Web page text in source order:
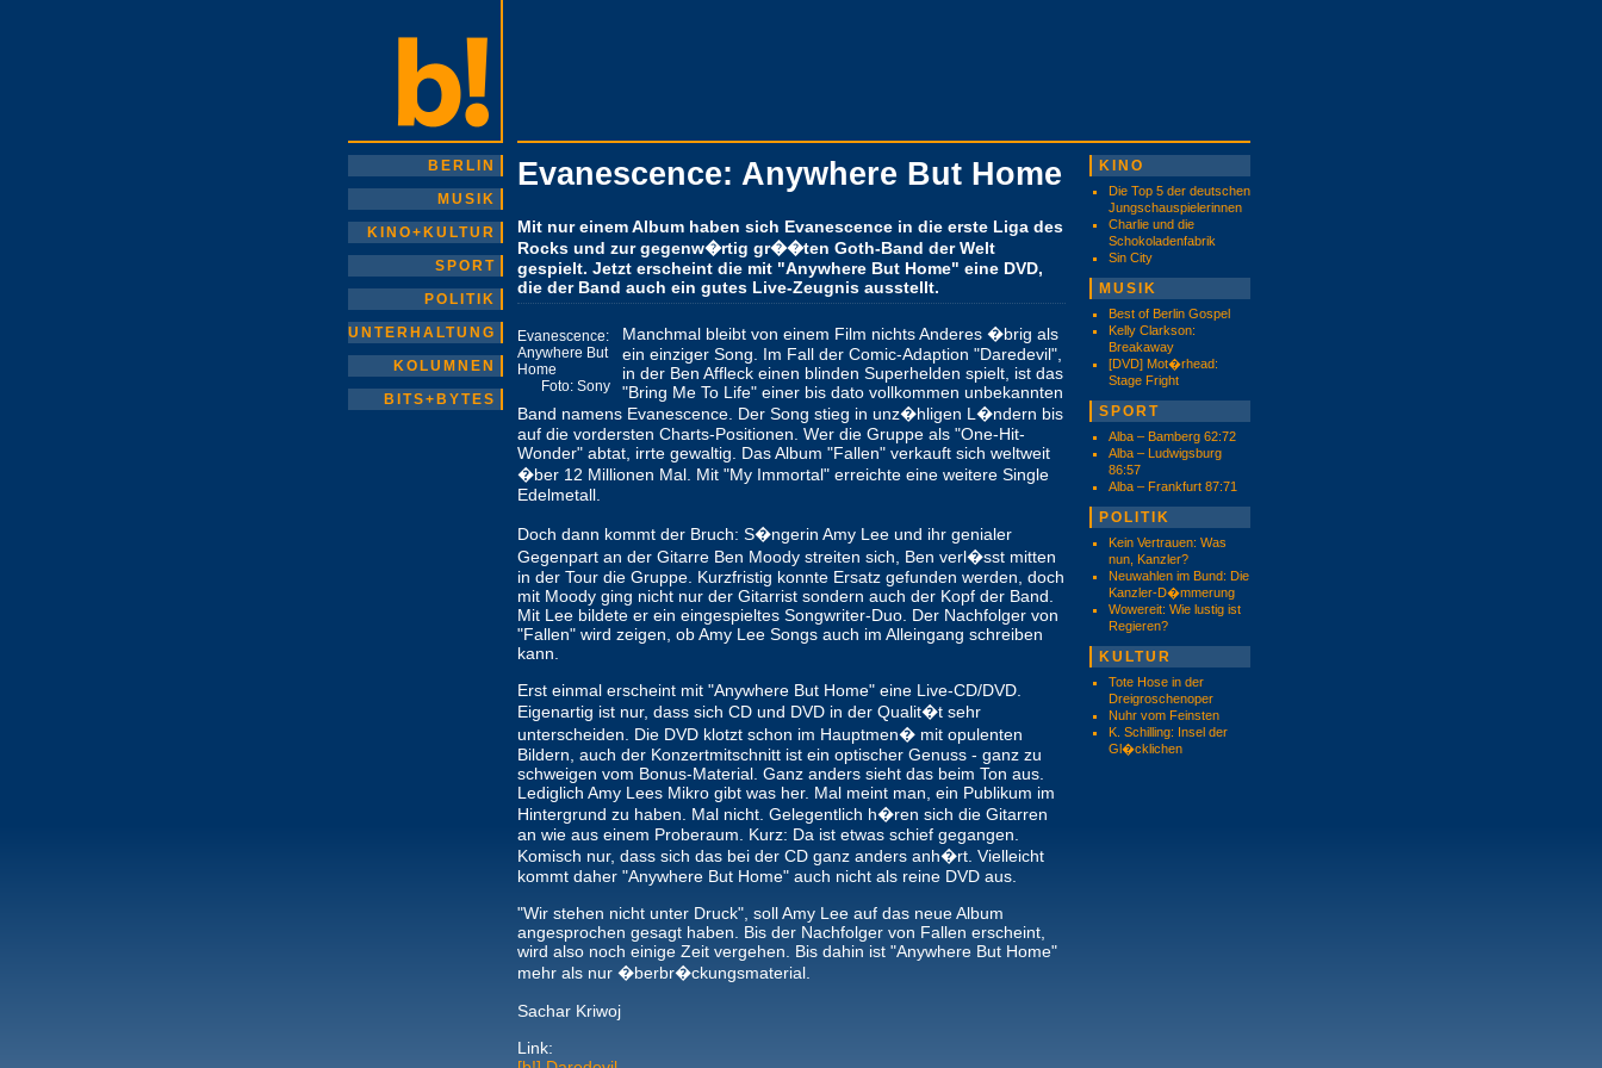
BERLIN
MUSIK
KINO+KULTUR
SPORT
POLITIK
UNTERHALTUNG
KOLUMNEN
BITS+BYTES
Evanescence: Anywhere But Home
Mit nur einem Album haben sich Evanescence in die erste Liga des
Rocks und zur gegenw�rtig gr��ten Goth-Band der Welt
gespielt. Jetzt erscheint die mit "Anywhere But Home" eine DVD,
die der Band auch ein gutes Live-Zeugnis ausstellt.
Evanescence:
Anywhere But
Home
Foto: Sony
Manchmal bleibt von einem Film nichts Anderes �brig als
ein einziger Song. Im Fall der Comic-Adaption "Daredevil",
in der Ben Affleck einen blinden Superhelden spielt, ist das
"Bring Me To Life" einer bis dato vollkommen unbekannten
Band namens Evanescence. Der Song stieg in unz�hligen L�ndern bis
auf die vordersten Charts-Positionen. Wer die Gruppe als "One-Hit-
Wonder" abtat, irrte gewaltig. Das Album "Fallen" verkauft sich weltweit
�ber 12 Millionen Mal. Mit "My Immortal" erreichte eine weitere Single
Edelmetall.
Doch dann kommt der Bruch: S�ngerin Amy Lee und ihr genialer
Gegenpart an der Gitarre Ben Moody streiten sich, Ben verl�sst mitten
in der Tour die Gruppe. Kurzfristig konnte Ersatz gefunden werden, doch
mit Moody ging nicht nur der Gitarrist sondern auch der Kopf der Band.
Mit Lee bildete er ein eingespieltes Songwriter-Duo. Der Nachfolger von
"Fallen" wird zeigen, ob Amy Lee Songs auch im Alleingang schreiben
kann.
Erst einmal erscheint mit "Anywhere But Home" eine Live-CD/DVD.
Eigenartig ist nur, dass sich CD und DVD in der Qualit�t sehr
unterscheiden. Die DVD klotzt schon im Hauptmen� mit opulenten
Bildern, auch der Konzertmitschnitt ist ein optischer Genuss - ganz zu
schweigen vom Bonus-Material. Ganz anders sieht das beim Ton aus.
Lediglich Amy Lees Mikro gibt was her. Mal meint man, ein Publikum im
Hintergrund zu haben. Mal nicht. Gelegentlich h�ren sich die Gitarren
an wie aus einem Proberaum. Kurz: Da ist etwas schief gegangen.
Komisch nur, dass sich das bei der CD ganz anders anh�rt. Vielleicht
kommt daher "Anywhere But Home" auch nicht als reine DVD aus.
"Wir stehen nicht unter Druck", soll Amy Lee auf das neue Album
angesprochen gesagt haben. Bis der Nachfolger von Fallen erscheint,
wird also noch einige Zeit vergehen. Bis dahin ist "Anywhere But Home"
mehr als nur �berbr�ckungsmaterial.
Sachar Kriwoj
Link:
KINO
Die Top 5 der deutschen
Jungschauspielerinnen
Charlie und die
Schokoladenfabrik
Sin City
MUSIK
Best of Berlin Gospel
Kelly Clarkson:
Breakaway
[DVD] Mot�rhead:
Stage Fright
SPORT
Alba – Bamberg 62:72
Alba – Ludwigsburg
86:57
Alba – Frankfurt 87:71
POLITIK
Kein Vertrauen: Was
nun, Kanzler?
Neuwahlen im Bund: Die
Kanzler-D�mmerung
Wowereit: Wie lustig ist
Regieren?
KULTUR
Tote Hose in der
Dreigroschenoper
Nuhr vom Feinsten
K. Schilling: Insel der
Gl�cklichen